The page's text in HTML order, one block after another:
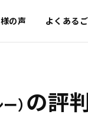
の声 よくある
） の評